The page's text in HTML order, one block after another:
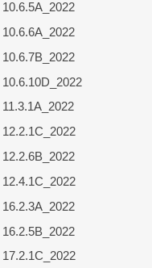
10.6.5A_2022
10.6.6A_2022
10.6.7B_2022
10.6.10D_2022
11.3.1A_2022
12.2.1C_2022
12.2.6B_2022
12.4.1C_2022
16.2.3A_2022
16.2.5B_2022
17.2.1C_2022